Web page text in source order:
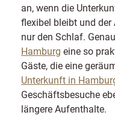
an, wenn die
flexibel bleibt und
nur den Schlaf.
Hamburg eine so
Gäste, die eine
Unterkunft in
Geschäftsbesuche
längere Aufenthalte.